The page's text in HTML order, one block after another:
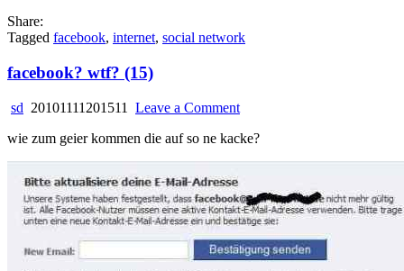
Share:
Tagged facebook, internet, social network
facebook? wtf? (15)
sd 20101111201511 Leave a Commenton
wtf?
wie zum geier kommen die auf so ne kacke?